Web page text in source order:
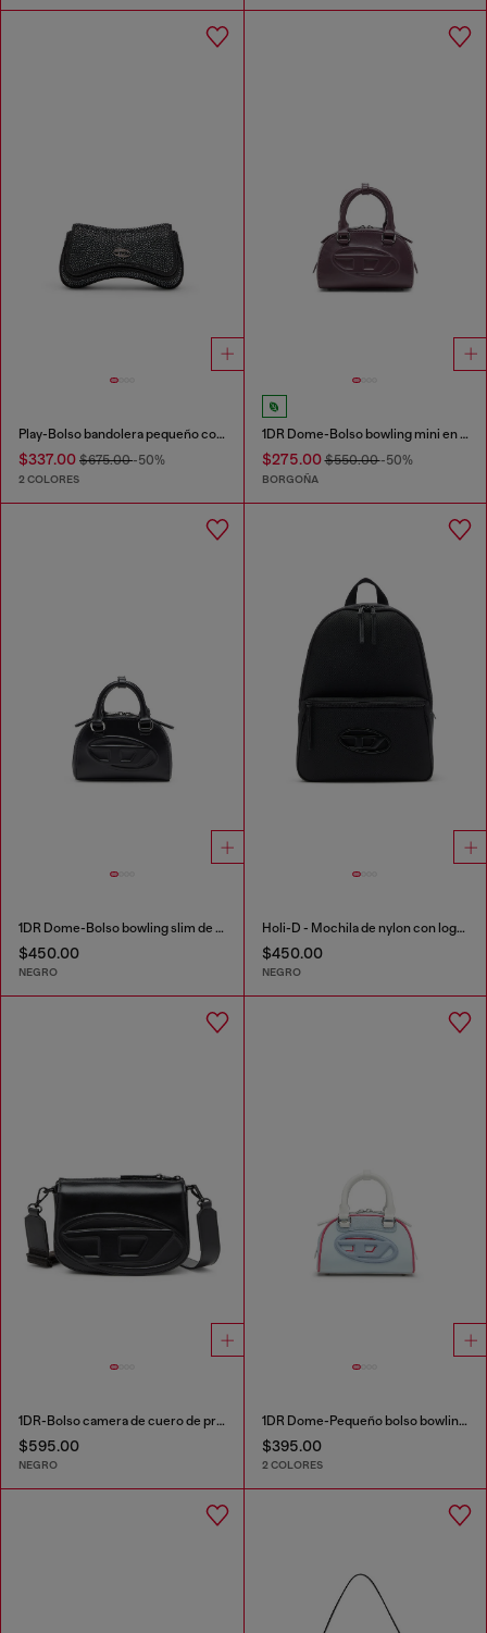
Play-Bolso bandolera pequeño con cristales
$337.00 $675.00-50%
2 COLORES
1DR Dome-Bolso bowling mini en piel
$275.00$550.00-50%
BORGOÑA
1DR Dome-Bolso bowling slim de piel napa
$450.00
NEGRO
Holi-D - Mochila de nylon con logo Oval D
$450.00
NEGRO
1DR-Bolso camera de cuero de primera calidad
$595.00
NEGRO
1DR Dome-Pequeño bolso bowling de bloques de color
$395.00
2 COLORES